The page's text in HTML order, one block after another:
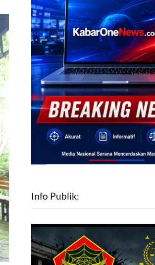
Info Publik: